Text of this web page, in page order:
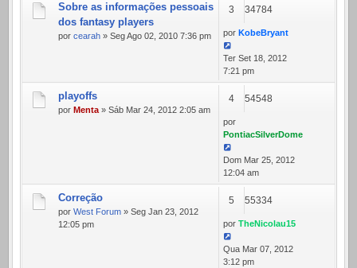
Sobre as informações pessoais
dos fantasy players
por cearah » Seg Ago 02, 2010 7:36 pm
3 34784
por KobeBryant
Ter Set 18, 2012
7:21 pm
playoffs
por Menta » Sáb Mar 24, 2012 2:05 am
4 54548
por
PontiacSilverDome
Dom Mar 25, 2012
12:04 am
Correção
por West Forum » Seg Jan 23, 2012
12:05 pm
5 55334
por TheNicolau15
Qua Mar 07, 2012
3:12 pm